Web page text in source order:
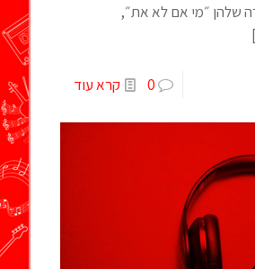
שלהן ״מי אם לא את״,
0 קרא עוד